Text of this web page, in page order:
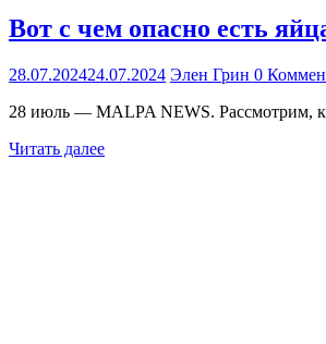
Вот с чем опасно есть
28.07.202424.07.2024 Элен Грин 0
28 июль — MALPA NEWS. Рассмотрим,
Читать далее